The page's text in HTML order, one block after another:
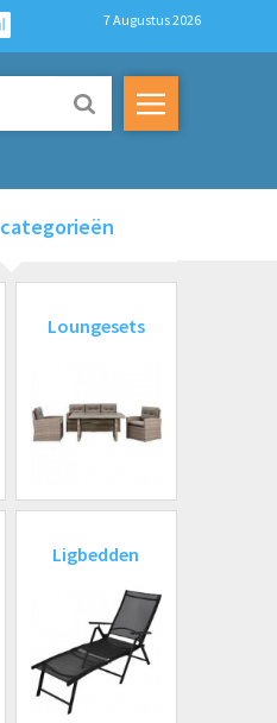
7 Augustus 2026
categorieën
Loungesets
Ligbedden